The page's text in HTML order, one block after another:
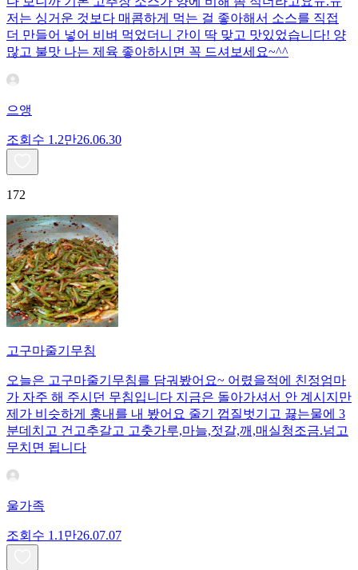
저는 싱거운 것보다 매콤하게 먹는 걸 좋아해서 소스를 직접
더 만들어 넣어 비벼 먹었더니 간이 딱 맞고 맛있었습니다! 양
많고 불맛 나는 제육 좋아하시면 꼭 드셔보세요~^^
으앵
조회수 1.2만26.06.30
172
고구마줄기무침
오늘은 고구마줄기무침를 담궈봤어요~ 어렸을적에 친정엄마
가 자주 해 주시던 무침입니다 지금은 돌아가셔서 안 계시지만
제가 비슷하게 훙내를 내 봤어요 줄기 껍질벗기고 끓는물에 3
분데치고 건고추갈고 고춧가루,마늘,젓갈,깨,매실청조금.넘고
무치면 됩니다
울가족
조회수 1.1만26.07.07